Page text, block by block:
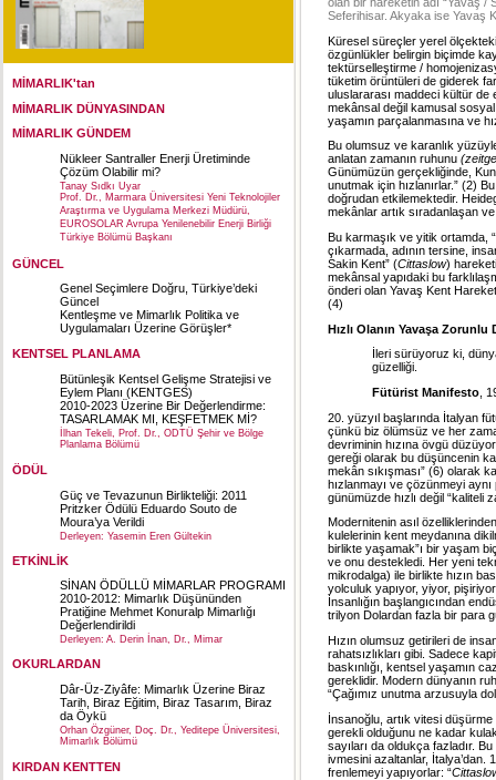
MİMARLIK'tan
MİMARLIK DÜNYASINDAN
MİMARLIK GÜNDEM
Nükleer Santraller Enerji Üretiminde
Çözüm Olabilir mi?
Tanay Sıdkı Uyar
Prof. Dr., Marmara Üniversitesi Yeni Teknolojiler
Araştırma ve Uygulama Merkezi Müdürü,
EUROSOLAR Avrupa Yenilenebilir Enerji Birliği
Türkiye Bölümü Başkanı
GÜNCEL
Genel Seçimlere Doğru, Türkiye’deki
Güncel
Kentleşme ve Mimarlık Politika ve
Uygulamaları Üzerine Görüşler*
KENTSEL PLANLAMA
Bütünleşik Kentsel Gelişme Stratejisi ve
Eylem Planı (KENTGES)
2010-2023 Üzerine Bir Değerlendirme:
TASARLAMAK MI, KEŞFETMEK Mİ?
İlhan Tekeli, Prof. Dr., ODTÜ Şehir ve Bölge
Planlama Bölümü
ÖDÜL
Güç ve Tevazunun Birlikteliği: 2011
Pritzker Ödülü Eduardo Souto de
Moura’ya Verildi
Derleyen: Yasemin Eren Gültekin
ETKİNLİK
SİNAN ÖDÜLLÜ MİMARLAR PROGRAMI
2010-2012: Mimarlık Düşününden
Pratiğine Mehmet Konuralp Mimarlığı
Değerlendirildi
Derleyen: A. Derin İnan, Dr., Mimar
OKURLARDAN
Dâr-Üz-Ziyâfe: Mimarlık Üzerine Biraz
Tarih, Biraz Eğitim, Biraz Tasarım, Biraz
da Öykü
Orhan Özgüner, Doç. Dr., Yeditepe Üniversitesi,
Mimarlık Bölümü
KIRDAN KENTTEN
Seferihisar. Akyaka ise Yavaş
Küresel süreçler yerel
özgünlükler belirgin biçimde
tektürselleştirme /
tüketim örüntüleri de giderek
uluslararası maddeci kültür
mekânsal değil kamusal
yaşamın parçalanmasına ve
Bu olumsuz ve karanlık
anlatan zamanın ruhunu
Günümüzün gerçekliğinde,
unutmak için hızlanırlar.” (2)
doğrudan etkilemektedir.
mekânlar artık sıradanlaşan
Bu karmaşık ve yitik ortamda,
çıkarmada, adının tersine,
Sakin Kent” (Cittaslow)
mekânsal yapıdaki bu
önderi olan Yavaş Kent
(4)
Hızlı Olanın Yavaşa
İleri sürüyoruz ki,
güzelliği.
Fütürist Manifesto ,
20. yüzyıl başlarında İtalyan
çünkü biz ölümsüz ve her
devriminin hızına övgü
gereği olarak bu düşüncenin
mekân sıkışması” (6) olarak
hızlanmayı ve çözünmeyi
günümüzde hızlı değil “kaliteli
Modernitenin asıl
kulelerinin kent meydanına
birlikte yaşamak”ı bir yaşam
ve onu destekledi. Her yeni
mikrodalga) ile birlikte hızın
yolculuk yapıyor, yiyor,
İnsanlığın başlangıcından
trilyon Dolardan fazla bir para
Hızın olumsuz getirileri de
rahatsızlıkları gibi. Sadece
baskınlığı, kentsel yaşamın
gereklidir. Modern dünyanın
“Çağımız unutma arzusuyla
İnsanoğlu, artık vitesi düşürme
gerekli olduğunu ne kadar
sayıları da oldukça fazladır.
ivmesini azaltanlar, İtalya’dan.
frenlemeyi yapıyorlar: “